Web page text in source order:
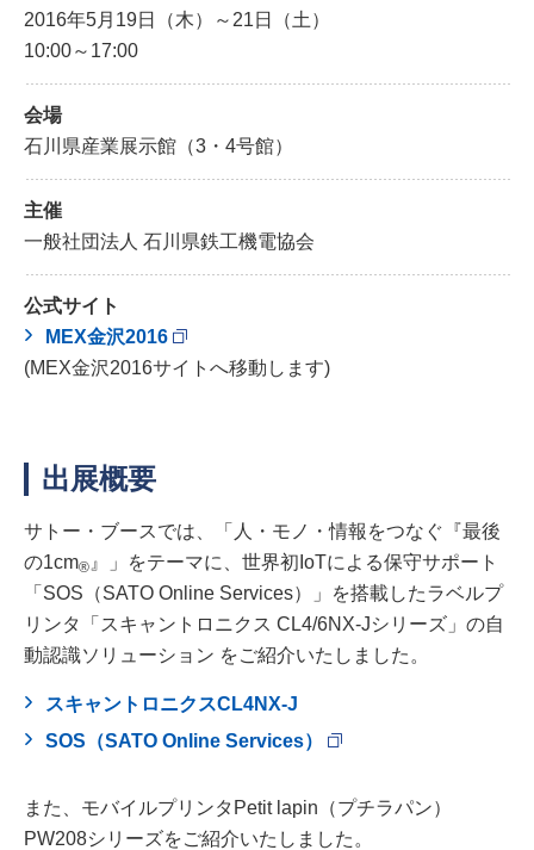
2016年5月19日（木）～21日（土）
10:00～17:00
会場
石川県産業展示館（3・4号館）
主催
一般社団法人 石川県鉄工機電協会
公式サイト
MEX金沢2016
(MEX金沢2016サイトへ移動します)
出展概要
サトー・ブースでは、「人・モノ・情報をつなぐ『最後
の1cm® 』」をテーマに、世界初IoTによる保守サポート
「SOS（SATO Online Services）」を搭載したラベルプ
リンタ「スキャントロニクス CL4/6NX-Jシリーズ」の自
動認識ソリューション をご紹介いたしました。
スキャントロニクスCL4NX-J
SOS（SATO Online Services）
また、モバイルプリンタPetit lapin（プチラパン）
PW208シリーズをご紹介いたしました。